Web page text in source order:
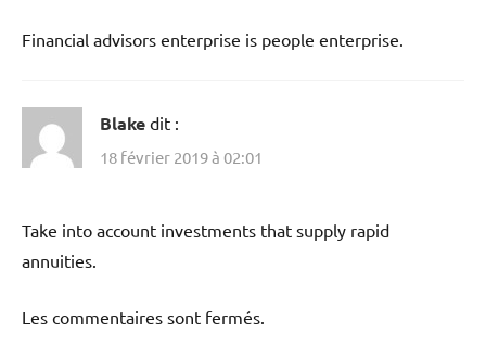
Financial advisors enterprise is people enterprise.
Blake dit :
18 février 2019 à 02:01
Take into account investments that supply rapid
annuities.
Les commentaires sont fermés.